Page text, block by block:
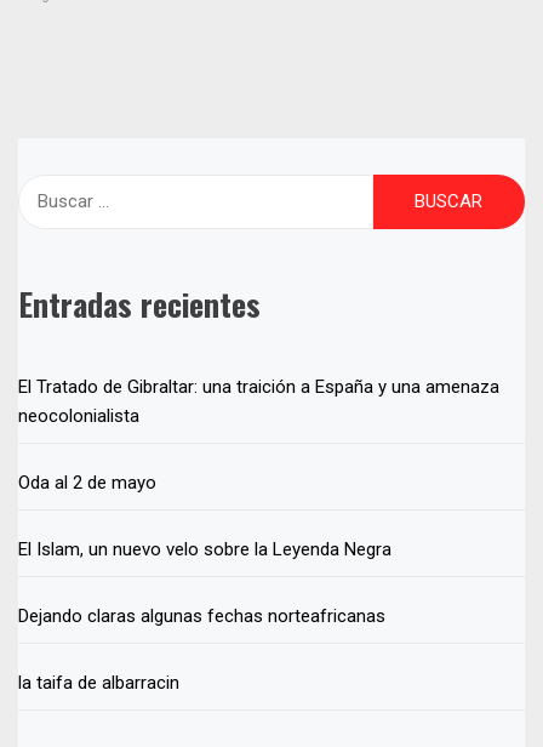
Entradas recientes
El Tratado de Gibraltar: una traición a España y una amenaza
neocolonialista
Oda al 2 de mayo
El Islam, un nuevo velo sobre la Leyenda Negra
Dejando claras algunas fechas norteafricanas
la taifa de albarracin